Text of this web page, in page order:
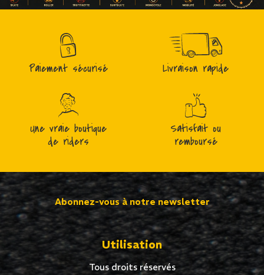
Paiement sécurisé Livraison rapide
Une vraie boutique
de riders
Satisfait ou
remboursé
Abonnez-vous à notre newsletter
Utilisation
Tous droits réservés